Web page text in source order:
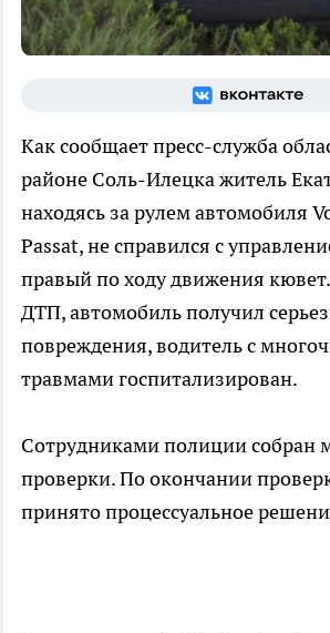
Как сообщает пресс-служба
районе Соль-Илецка житель
находясь за рулем автомобиля
Passat, не справился с
правый по ходу движения кювет.
ДТП, автомобиль получил
повреждения, водитель с
травмами госпитализирован.
Сотрудниками полиции собран
проверки. По окончании
принято процессуальное